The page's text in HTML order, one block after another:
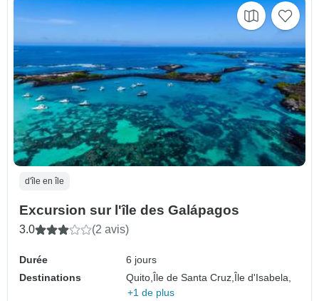
d'île en île
Excursion sur l'île des Galápagos
3.0 (2 avis)
Durée
6 jours
Destinations
Quito,Île de Santa Cruz,Île d'Isabela,
+1 de plus